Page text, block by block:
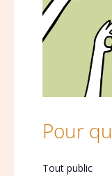
Pour
Tout public